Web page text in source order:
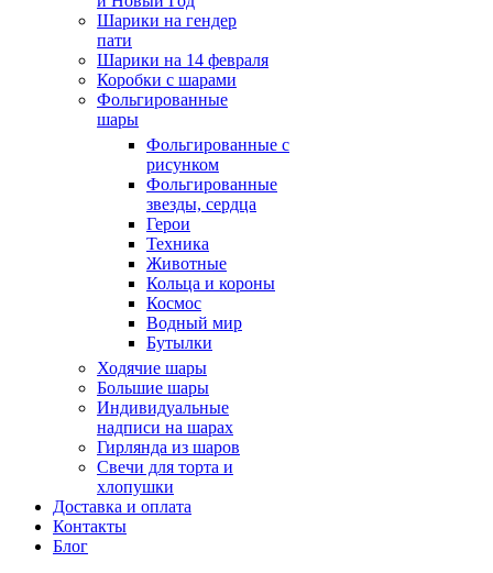
Шарики на гендер
пати
Шарики на 14 февраля
Коробки с шарами
Фольгированные
шары
Фольгированные с
рисунком
Фольгированные
звезды, сердца
Герои
Техника
Животные
Кольца и короны
Космос
Водный мир
Бутылки
Ходячие шары
Большие шары
Индивидуальные
надписи на шарах
Гирлянда из шаров
Свечи для торта и
хлопушки
Доставка и оплата
Контакты
Блог